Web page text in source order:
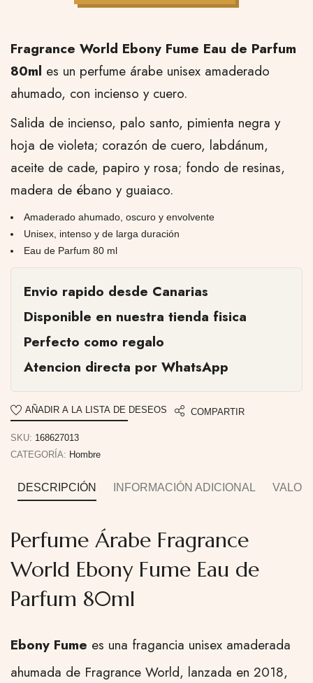
Fragrance World Ebony Fume Eau de Parfum
80ml es un perfume árabe unisex amaderado
ahumado, con incienso y cuero.
Salida de incienso, palo santo, pimienta negra y
hoja de violeta; corazón de cuero, labdánum,
aceite de cade, papiro y rosa; fondo de resinas,
madera de ébano y guaiaco.
Amaderado ahumado, oscuro y envolvente
Unisex, intenso y de larga duración
Eau de Parfum 80 ml
Envio rapido desde Canarias
Disponible en nuestra tienda fisica
Perfecto como regalo
Atencion directa por WhatsApp
AÑADIR A LA LISTA DE DESEOS COMPARTIR
SKU: 168627013
CATEGORÍA: Hombre
DESCRIPCIÓN INFORMACIÓN ADICIONAL
Perfume Árabe Fragrance
World Ebony Fume Eau de
Parfum 80ml
Ebony Fume es una fragancia unisex amaderada
ahumada de Fragrance World, lanzada en 2018,